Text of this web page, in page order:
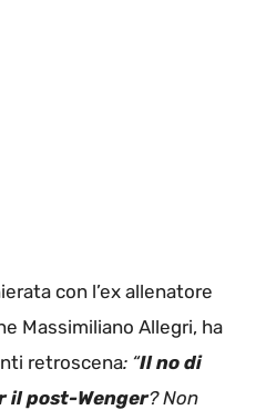
con l’ex allenatore
Massimiliano Allegri, ha
retroscena: “Il no di
il post-Wenger? Non